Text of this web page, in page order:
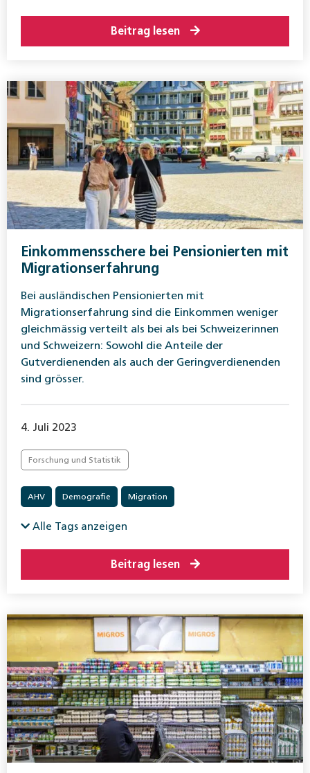
Beitrag lesen
Einkommensschere bei Pensionierten mit
Migrationserfahrung
Bei ausländischen Pensionierten mit
Migrationserfahrung sind die Einkommen weniger
gleichmässig verteilt als bei als bei Schweizerinnen
und Schweizern: Sowohl die Anteile der
Gutverdienenden als auch der Geringverdienenden
sind grösser.
4. Juli 2023
Forschung und Statistik
AHV Demografie Migration
Alle Tags anzeigen
Beitrag lesen